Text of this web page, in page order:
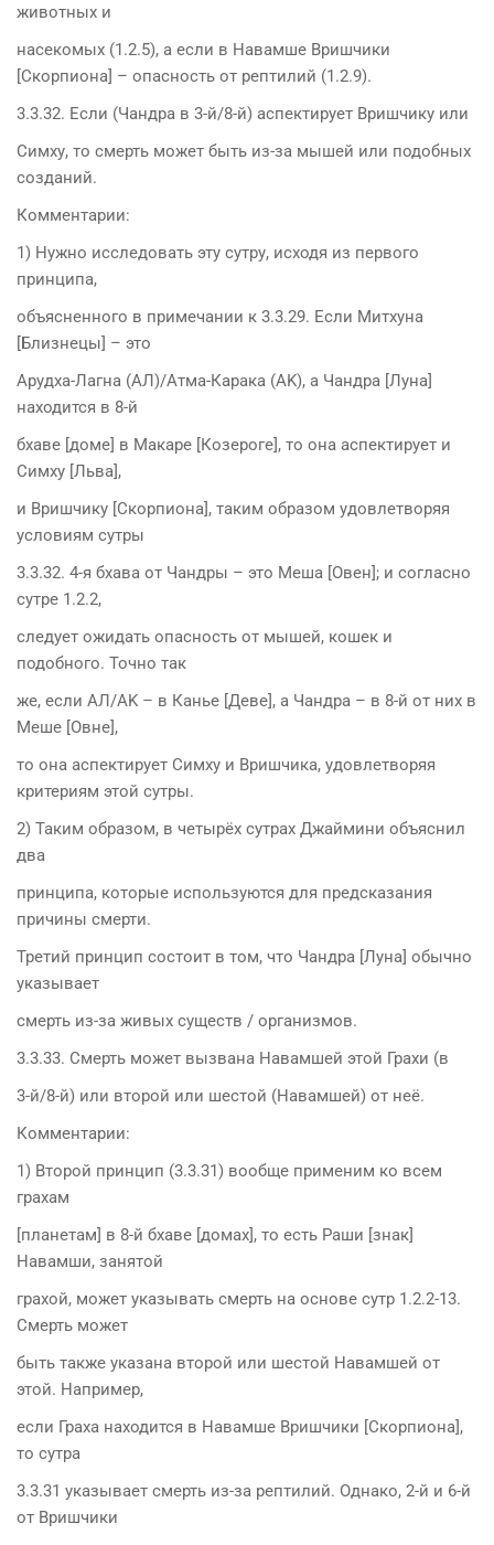
животных и
насекомых (1.2.5), а если в Навамше Вришчики
[Скорпиона] – опасность от рептилий (1.2.9).
3.3.32. Если (Чандра в 3-й/8-й) аспектирует Вришчику или
Симху, то смерть может быть из-за мышей или подобных
созданий.
Комментарии:
1) Нужно исследовать эту сутру, исходя из первого
принципа,
объясненного в примечании к 3.3.29. Если Митхуна
[Близнецы] – это
Арудха-Лагна (АЛ)/Атма-Карака (AK), а Чандра [Луна]
находится в 8-й
бхаве [доме] в Макаре [Козероге], то она аспектирует и
Симху [Льва],
и Вришчику [Скорпиона], таким образом удовлетворяя
условиям сутры
3.3.32. 4-я бхава от Чандры – это Меша [Овен]; и согласно
сутре 1.2.2,
следует ожидать опасность от мышей, кошек и
подобного. Точно так
же, если АЛ/AK – в Канье [Деве], а Чандра – в 8-й от них в
Меше [Овне],
то она аспектирует Симху и Вришчика, удовлетворяя
критериям этой сутры.
2) Таким образом, в четырёх сутрах Джаймини объяснил
два
принципа, которые используются для предсказания
причины смерти.
Третий принцип состоит в том, что Чандра [Луна] обычно
указывает
смерть из-за живых существ / организмов.
3.3.33. Смерть может вызвана Навамшей этой Грахи (в
3-й/8-й) или второй или шестой (Навамшей) от неё.
Комментарии:
1) Второй принцип (3.3.31) вообще применим ко всем
грахам
[планетам] в 8-й бхаве [домах], то есть Раши [знак]
Навамши, занятой
грахой, может указывать смерть на основе сутр 1.2.2-13.
Смерть может
быть также указана второй или шестой Навамшей от
этой. Например,
если Граха находится в Навамше Вришчики [Скорпиона],
то сутра
3.3.31 указывает смерть из-за рептилий. Однако, 2-й и 6-й
от Вришчики